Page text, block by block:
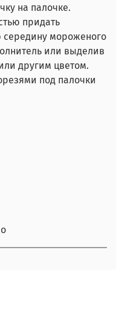
на палочке.
придать
середину мороженого
или выделив
другим цветом.
под палочки